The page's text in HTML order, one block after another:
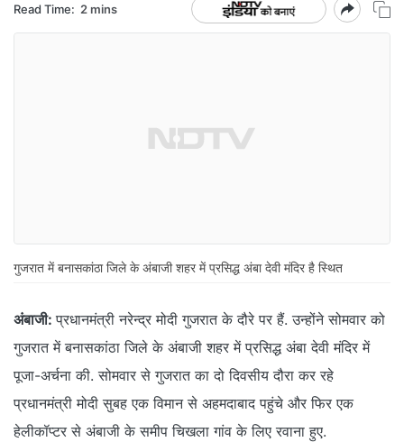
Read Time: 2 mins
गुजरात में बनासकांठा जिले के अंबाजी शहर में प्रसिद्ध अंबा देवी मंदिर है स्थित
अंबाजी: प्रधानमंत्री नरेन्द्र मोदी गुजरात के दौरे पर हैं. उन्‍होंने सोमवार को
गुजरात में बनासकांठा जिले के अंबाजी शहर में प्रसिद्ध अंबा देवी मंदिर में
पूजा-अर्चना की. सोमवार से गुजरात का दो दिवसीय दौरा कर रहे
प्रधानमंत्री मोदी सुबह एक विमान से अहमदाबाद पहुंचे और फिर एक
हेलीकॉप्टर से अंबाजी के समीप चिखला गांव के लिए रवाना हुए.